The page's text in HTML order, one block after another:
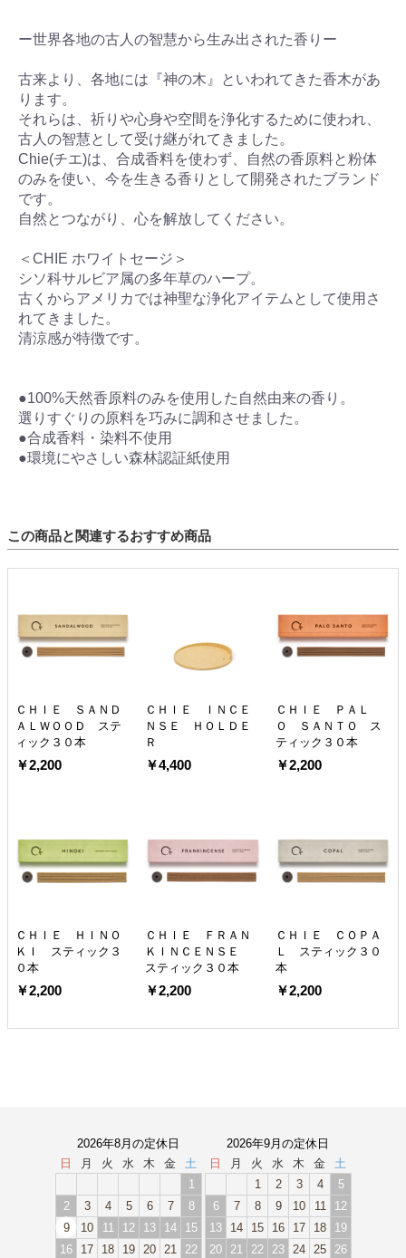
ー世界各地の古人の智慧から生み出された香りー
古来より、各地には『神の木』といわれてきた香木があ
ります。
それらは、祈りや心身や空間を浄化するために使われ、
古人の智慧として受け継がれてきました。
Chie(チエ)は、合成香料を使わず、自然の香原料と粉体
のみを使い、今を生きる香りとして開発されたブランド
です。
自然とつながり、心を解放してください。
＜CHIE ホワイトセージ＞
シソ科サルビア属の多年草のハープ。
古くからアメリカでは神聖な浄化アイテムとして使用さ
れてきました。
清涼感が特徴です。
●100%天然香原料のみを使用した自然由来の香り。
選りすぐりの原料を巧みに調和させました。
●合成香料・染料不使用
●環境にやさしい森林認証紙使用
この商品と関連するおすすめ商品
ＣＨＩＥ ＳＡＮＤ
ＡＬＷＯＯＤ ステ
ィック３０本
￥2,200
ＣＨＩＥ ＩＮＣＥ
ＮＳＥ ＨＯＬＤＥ
Ｒ
￥4,400
ＣＨＩＥ ＰＡＬ
Ｏ ＳＡＮＴＯ ス
ティック３０本
￥2,200
ＣＨＩＥ ＨＩＮＯ
ＫＩ スティック３
０本
￥2,200
ＣＨＩＥ ＦＲＡＮ
ＫＩＮＣＥＮＳＥ
スティック３０本
￥2,200
ＣＨＩＥ ＣＯＰＡ
Ｌ スティック３０
本
￥2,200
2026年8月の定休日
日
月 火 水 木 金
土
1
2
3 4 5 6 7
8
9
10 11 12 13 14
15
16
17 18 19 20 21
22
2026年9月の定休日
日
月 火 水 木 金
土
1
2 3 4
5
6
7 8 9 10 11
12
13
14 15 16 17 18
19
20
21 22 23 24 25
26